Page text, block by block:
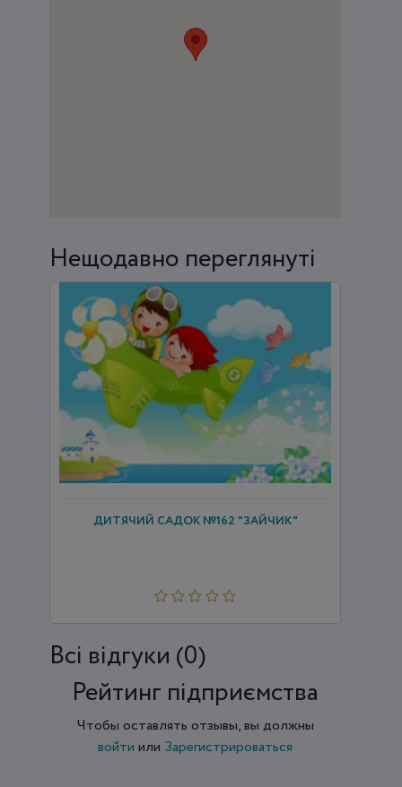
Нещодавно переглянуті
ДИТЯЧИЙ САДОК №162 "ЗАЙЧИК"
Всi відгуки (0)
Рейтинг підприємства
Чтобы оставлять отзывы, вы должны
войти или Зарегистрироваться